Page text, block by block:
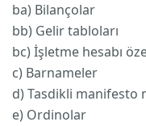
ba) Bilançolar
bb) Gelir tabloları
bc) İşletme hesabı
c) Barnameler
d) Tasdikli manifesto
e) Ordinolar